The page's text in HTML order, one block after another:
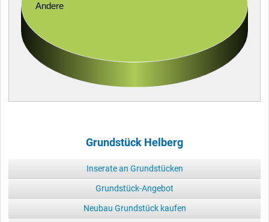
Andere
Grundstück Helberg
Inserate an Grundstücken
Grundstück-Angebot
Neubau Grundstück kaufen